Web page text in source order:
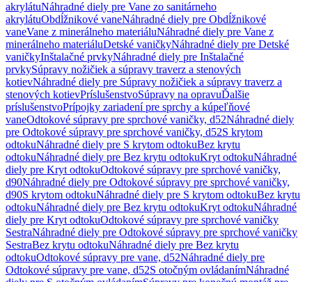
akrylátuNáhradné diely pre Vane zo sanitárneho
akrylátuObdĺžnikové vaneNáhradné diely pre Obdĺžnikové
vaneVane z minerálneho materiáluNáhradné diely pre Vane z
minerálneho materiáluDetské vaničkyNáhradné diely pre Detské
vaničkyInštalačné prvkyNáhradné diely pre Inštalačné
prvkySúpravy nožičiek a súpravy traverz a stenových
kotievNáhradné diely pre Súpravy nožičiek a súpravy traverz a
stenových kotievPríslušenstvoSúpravy na opravuĎalšie
príslušenstvoPrípojky zariadení pre sprchy a kúpeľňové
vaneOdtokové súpravy pre sprchové vaničky, d52Náhradné diely
pre Odtokové súpravy pre sprchové vaničky, d52S krytom
odtokuNáhradné diely pre S krytom odtokuBez krytu
odtokuNáhradné diely pre Bez krytu odtokuKryt odtokuNáhradné
diely pre Kryt odtokuOdtokové súpravy pre sprchové vaničky,
d90Náhradné diely pre Odtokové súpravy pre sprchové vaničky,
d90S krytom odtokuNáhradné diely pre S krytom odtokuBez krytu
odtokuNáhradné diely pre Bez krytu odtokuKryt odtokuNáhradné
diely pre Kryt odtokuOdtokové súpravy pre sprchové vaničky
SestraNáhradné diely pre Odtokové súpravy pre sprchové vaničky
SestraBez krytu odtokuNáhradné diely pre Bez krytu
odtokuOdtokové súpravy pre vane, d52Náhradné diely pre
Odtokové súpravy pre vane, d52S otočným ovládanímNáhradné